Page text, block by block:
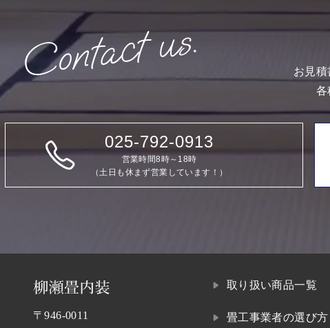
お見積
各
025-792-0913
営業時間8時～18時
（土日も休まず営業しています！）
〒946-0011
取り扱い商品一覧
畳工事業者の選び方